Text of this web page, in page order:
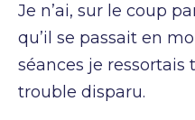
Je n’ai, sur le coup
qu’il se passait en
séances je
trouble disparu.